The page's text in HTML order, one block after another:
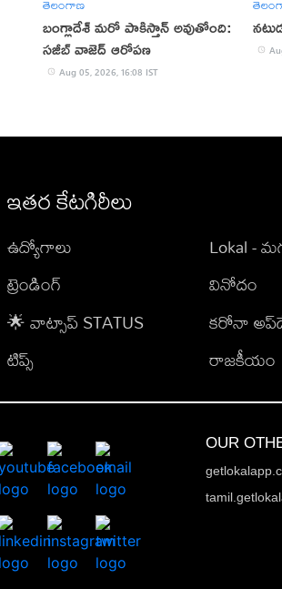
తెలంగాణ
బంగ్లాదేశ్ మరో పాకిస్తాన్ అవుతోంది:
సజీబ్ వాజెద్ ఆరోపణ
Aug 05, 2026, 16:08 IST
ఇతర కేటగిరీలు
ఉద్యోగాలు
ట్రెండింగ్
🌟 వాట్సాప్ STATUS
టిప్స్
Lokal -
వినోదం
కరోనా
రాజకీయం
OUR